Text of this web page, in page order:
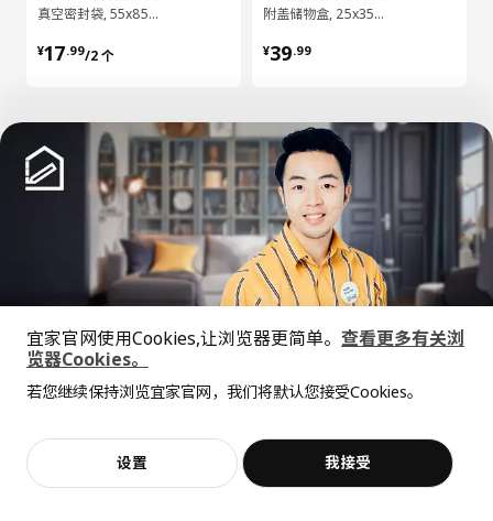
真空密封袋, 55x85 厘米 2 个
¥17.99/2 个
¥ 17.99/2 个
附盖储物盒, 25x35x16 厘米
¥39.99
¥ 39.99
加载更多内容
中文 English
© Inter IKEA Systems B.V. 1999-2026
上海工商 沪公网安备 31010402001069号
沪ICP 备17055232 号
宜家AI购物助手算法 网信算备310104755117001240013号
价格透明，设计专业，现货供应
不，谢谢 立即预约
宜家官网使用Cookies,让浏览器更简单。 查看更多有关浏
览器Cookies。
若您继续保持浏览宜家官网，我们将默认您接受Cookies。
设置 我接受